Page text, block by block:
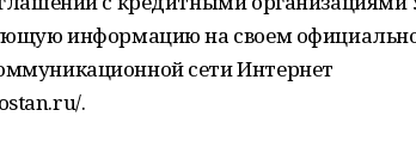
информацию на своем
сети Интернет
.